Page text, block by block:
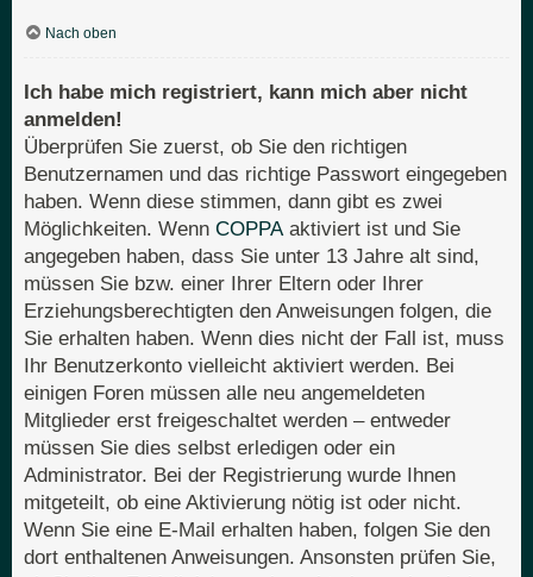
Nach oben
Ich habe mich registriert, kann mich aber nicht
anmelden!
Überprüfen Sie zuerst, ob Sie den richtigen
Benutzernamen und das richtige Passwort eingegeben
haben. Wenn diese stimmen, dann gibt es zwei
Möglichkeiten. Wenn COPPAaktiviert ist und Sie
angegeben haben, dass Sie unter 13 Jahre alt sind,
müssen Sie bzw. einer Ihrer Eltern oder Ihrer
Erziehungsberechtigten den Anweisungen folgen, die
Sie erhalten haben. Wenn dies nicht der Fall ist, muss
Ihr Benutzerkonto vielleicht aktiviert werden. Bei
einigen Foren müssen alle neu angemeldeten
Mitglieder erst freigeschaltet werden – entweder
müssen Sie dies selbst erledigen oder ein
Administrator. Bei der Registrierung wurde Ihnen
mitgeteilt, ob eine Aktivierung nötig ist oder nicht.
Wenn Sie eine E-Mail erhalten haben, folgen Sie den
dort enthaltenen Anweisungen. Ansonsten prüfen Sie,